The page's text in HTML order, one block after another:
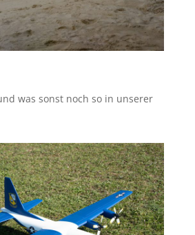
was sonst noch so in unserer